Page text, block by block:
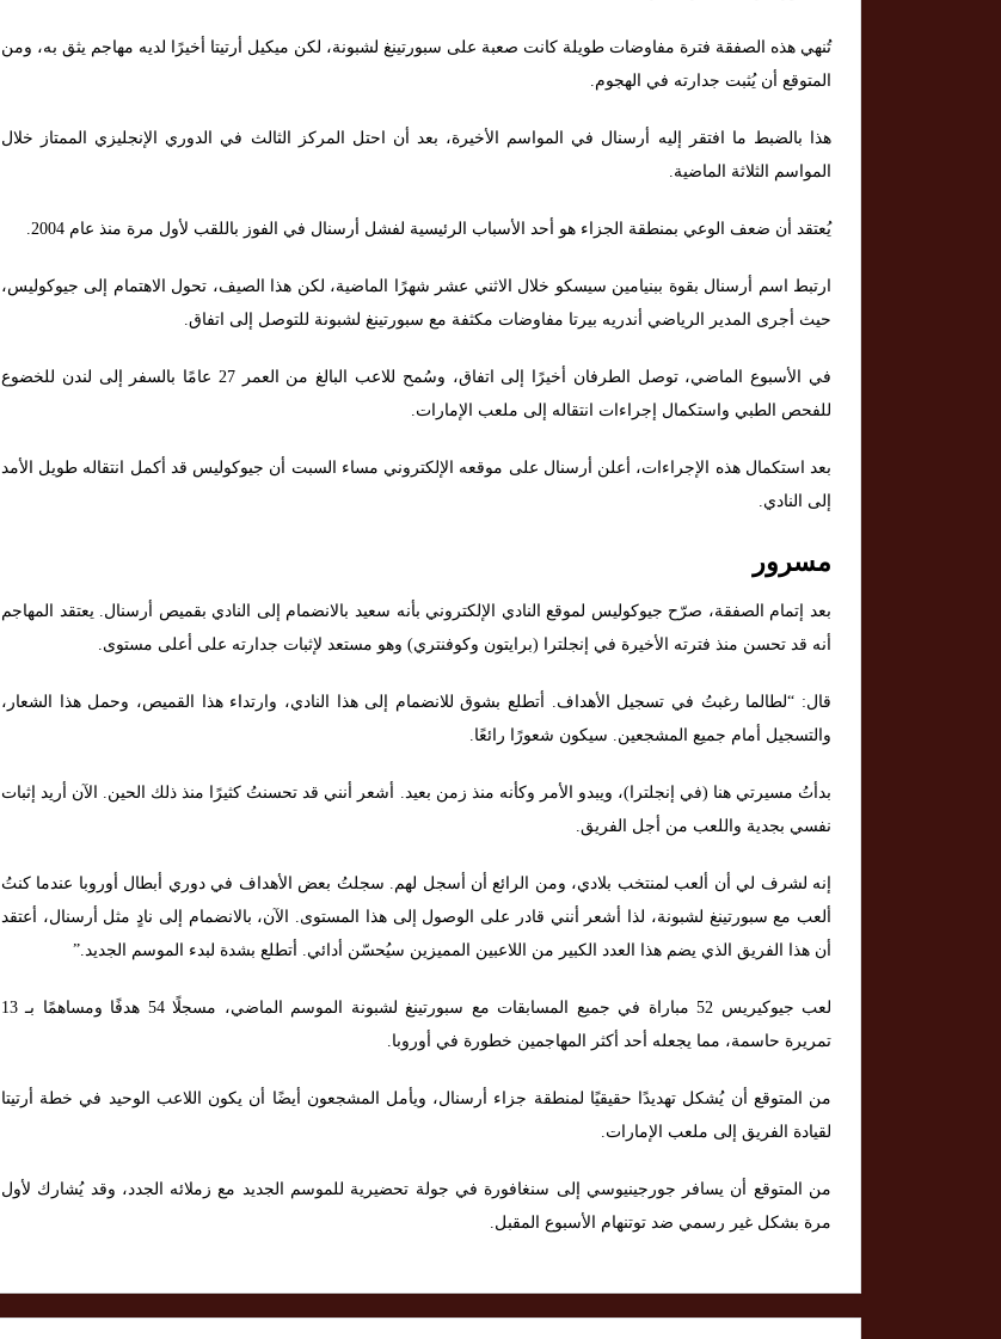
تُنهي هذه الصفقة فترة مفاوضات طويلة كانت صعبة على سبورتينغ لشبونة، لكن ميكيل أرتيتا أخيرًا لديه مهاجم يثق به، ومن
المتوقع أن يُثبت جدارته في الهجوم.
هذا بالضبط ما افتقر إليه أرسنال في المواسم الأخيرة، بعد أن احتل المركز الثالث في الدوري الإنجليزي الممتاز خلال
المواسم الثلاثة الماضية.
يُعتقد أن ضعف الوعي بمنطقة الجزاء هو أحد الأسباب الرئيسية لفشل أرسنال في الفوز باللقب لأول مرة منذ عام 2004.
ارتبط اسم أرسنال بقوة ببنيامين سيسكو خلال الاثني عشر شهرًا الماضية، لكن هذا الصيف، تحول الاهتمام إلى جيوكوليس،
حيث أجرى المدير الرياضي أندريه بيرتا مفاوضات مكثفة مع سبورتينغ لشبونة للتوصل إلى اتفاق.
في الأسبوع الماضي، توصل الطرفان أخيرًا إلى اتفاق، وسُمح للاعب البالغ من العمر 27 عامًا بالسفر إلى لندن للخضوع
للفحص الطبي واستكمال إجراءات انتقاله إلى ملعب الإمارات.
بعد استكمال هذه الإجراءات، أعلن أرسنال على موقعه الإلكتروني مساء السبت أن جيوكوليس قد أكمل انتقاله طويل الأمد
إلى النادي.
مسرور
بعد إتمام الصفقة، صرّح جيوكوليس لموقع النادي الإلكتروني بأنه سعيد بالانضمام إلى النادي بقميص أرسنال. يعتقد المهاجم
أنه قد تحسن منذ فترته الأخيرة في إنجلترا (برايتون وكوفنتري) وهو مستعد لإثبات جدارته على أعلى مستوى.
قال: “لطالما رغبتُ في تسجيل الأهداف. أتطلع بشوق للانضمام إلى هذا النادي، وارتداء هذا القميص، وحمل هذا الشعار،
والتسجيل أمام جميع المشجعين. سيكون شعورًا رائعًا.
بدأتُ مسيرتي هنا (في إنجلترا)، ويبدو الأمر وكأنه منذ زمن بعيد. أشعر أنني قد تحسنتُ كثيرًا منذ ذلك الحين. الآن أريد إثبات
نفسي بجدية واللعب من أجل الفريق.
إنه لشرف لي أن ألعب لمنتخب بلادي، ومن الرائع أن أسجل لهم. سجلتُ بعض الأهداف في دوري أبطال أوروبا عندما كنتُ
ألعب مع سبورتينغ لشبونة، لذا أشعر أنني قادر على الوصول إلى هذا المستوى. الآن، بالانضمام إلى نادٍ مثل أرسنال، أعتقد
أن هذا الفريق الذي يضم هذا العدد الكبير من اللاعبين المميزين سيُحسّن أدائي. أتطلع بشدة لبدء الموسم الجديد.”
لعب جيوكيريس 52 مباراة في جميع المسابقات مع سبورتينغ لشبونة الموسم الماضي، مسجلًا 54 هدفًا ومساهمًا بـ 13
تمريرة حاسمة، مما يجعله أحد أكثر المهاجمين خطورة في أوروبا.
من المتوقع أن يُشكل تهديدًا حقيقيًا لمنطقة جزاء أرسنال، ويأمل المشجعون أيضًا أن يكون اللاعب الوحيد في خطة أرتيتا
لقيادة الفريق إلى ملعب الإمارات.
من المتوقع أن يسافر جورجينيوسي إلى سنغافورة في جولة تحضيرية للموسم الجديد مع زملائه الجدد، وقد يُشارك لأول
مرة بشكل غير رسمي ضد توتنهام الأسبوع المقبل.